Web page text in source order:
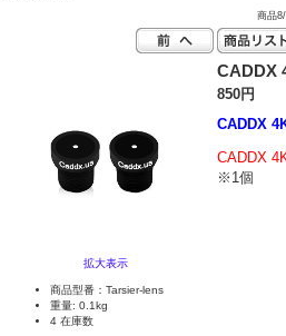
商品
拡大表示
CADDX
850円
CADDX
CADDX
※1個
商品型番：Tarsier-lens
重量: 0.1kg
4 在庫数